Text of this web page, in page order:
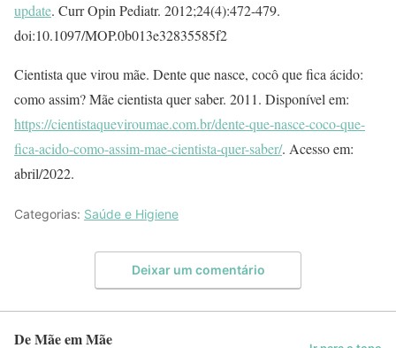
update. Curr Opin Pediatr. 2012;24(4):472-479.
doi:10.1097/MOP.0b013e32835585f2
Cientista que virou mãe. Dente que nasce, cocô que fica ácido:
como assim? Mãe cientista quer saber. 2011. Disponível em:
https://cientistaqueviroumae.com.br/dente-que-nasce-coco-que-
fica-acido-como-assim-mae-cientista-quer-saber/. Acesso em:
abril/2022.
Categorias: Saúde e Higiene
Deixar um comentário
De Mãe em Mãe